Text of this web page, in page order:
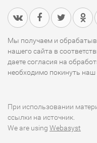
Мы получаем и
нашего сайта в
даете согласия на
необходимо покинуть наш
При использовании
ссылки на источник.
We are using Webasyst